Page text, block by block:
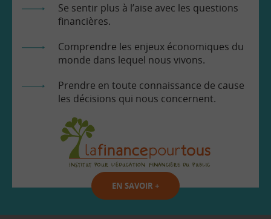
Se sentir plus à l’aise avec les questions
financières.
Comprendre les enjeux économiques du
monde dans lequel nous vivons.
Prendre en toute connaissance de cause
les décisions qui nous concernent.
EN SAVOIR +